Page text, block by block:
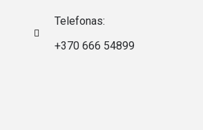
Telefonas:
+370 666 54899